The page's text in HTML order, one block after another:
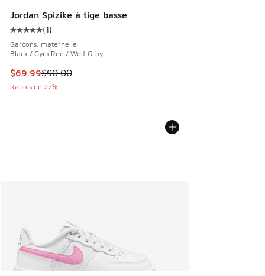
Jordan Spizike à tige basse
Cote moyenne du client - [5 sur 5 étoiles], 1 commentaires
(1)
Garçons, maternelle
Black / Gym Red / Wolf Gray
Cet article est en solde. Le prix est passé de $90.00 à
$69.99$90.00
Rabais de 22%